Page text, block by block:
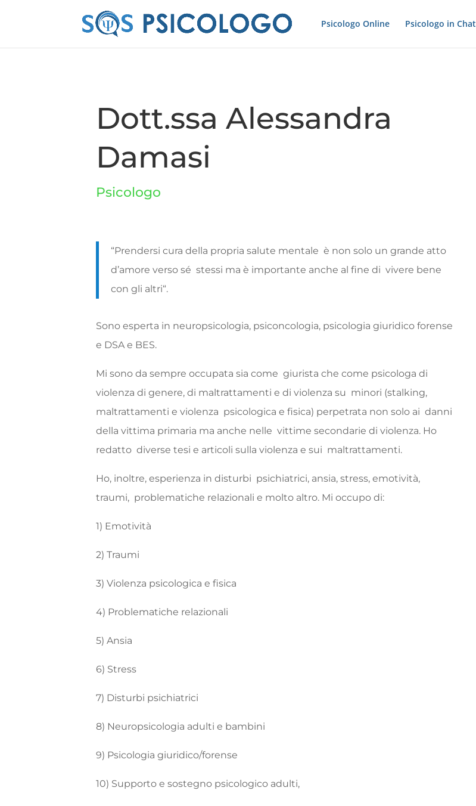
Psicologo Online Psicologo in Chat
Dott.ssa Alessandra
Damasi
Psicologo
“Prendersicuradella propriasalute mentaleè nonsolo ungrande atto
d’amoreversoséstessi maè importante anche alfinedivivere bene
congli altri“.
Sonoesperta in neuropsicologia, psiconcologia, psicologiagiuridicoforense
e DSAe BES.
Misonodasempreoccupatasiacomegiuristachecome psicologadi
violenzadigenere,di maltrattamentiediviolenzasu minori (stalking,
maltrattamentieviolenza psicologicaefisica) perpetrata nonsolo aidanni
dellavittima primaria ma anche nellevittimesecondariediviolenza. Ho
redattodiversetesie articolisullaviolenzaesui maltrattamenti.
Ho, inoltre,esperienza indisturbi psichiatrici, ansia,stress,emotività,
traumi, problematiche relazionalie molto altro. Mi occupo di:
1) Emotività
2)Traumi
3)Violenza psicologicaefisica
4) Problematiche relazionali
5)Ansia
6) Stress
7) Disturbi psichiatrici
8) Neuropsicologia adulti e bambini
9) Psicologiagiuridico/forense
10) Supportoesostegno psicologico adulti,